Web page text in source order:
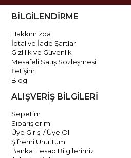
BİLGİLENDİRME
Hakkımızda
İptal ve İade Şartları
Gizlilik ve Güvenlik
Mesafeli Satış Sözleşmesi
İletişim
Blog
ALIŞVERİŞ BİLGİLERİ
Sepetim
Siparişlerim
Üye Girişi / Üye Ol
Şifremi Unuttum
Banka Hesap Bilgilerimiz